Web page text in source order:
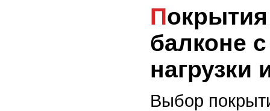
Покрытия для пола на
балконе
нагрузки
Выбор